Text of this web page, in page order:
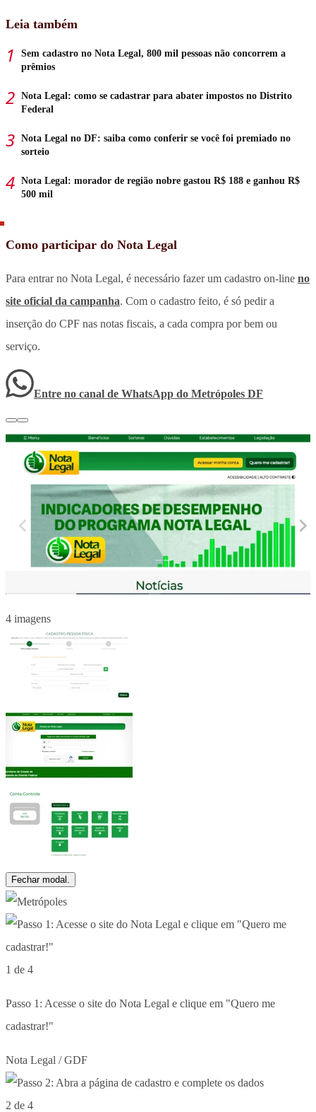
Leia também
Sem cadastro no Nota Legal, 800 mil pessoas não concorrem a
prêmios
Nota Legal: como se cadastrar para abater impostos no Distrito
Federal
Nota Legal no DF: saiba como conferir se você foi premiado no
sorteio
Nota Legal: morador de região nobre gastou R$ 188 e ganhou R$
500 mil
Como participar do Nota Legal
Para entrar no Nota Legal, é necessário fazer um cadastro on-line no
site oficial da campanha. Com o cadastro feito, é só pedir a
inserção do CPF nas notas fiscais, a cada compra por bem ou
serviço.
Entre no canal de WhatsApp do Metrópoles DF
4 imagens
Fechar modal.
1 de 4
Passo 1: Acesse o site do Nota Legal e clique em "Quero me
cadastrar!"
Nota Legal / GDF
2 de 4